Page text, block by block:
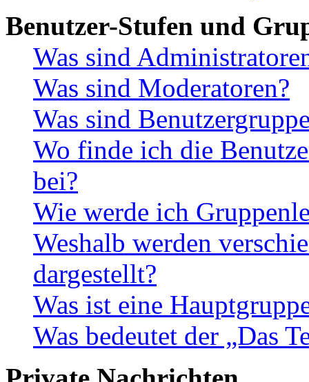
Benutzer-Stufen und
Was sind
Was sind Moderatoren?
Was sind
Wo finde ich die
bei?
Wie werde ich
Weshalb werden
dargestellt?
Was ist eine
Was bedeutet der „Das